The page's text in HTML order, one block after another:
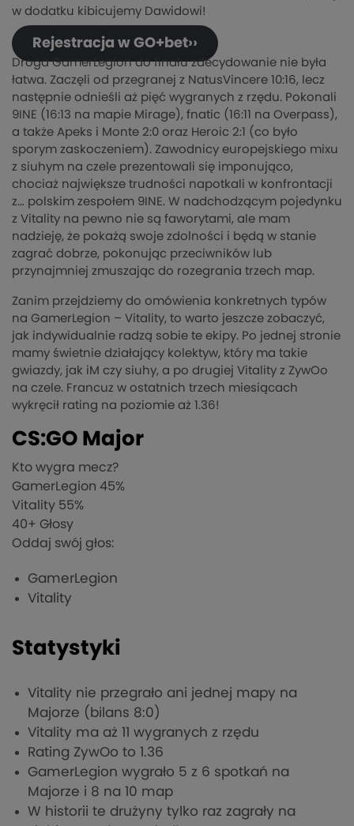
w dodatku kibicujemy Dawidowi!
Rejestracja w GO+bet››
Droga GamerLegion do finału zdecydowanie nie była
łatwa. Zaczęli od przegranej z NatusVincere 10:16, lecz
następnie odnieśli aż pięć wygranych z rzędu. Pokonali
9INE (16:13 na mapie Mirage), fnatic (16:11 na Overpass),
a także Apeks i Monte 2:0 oraz Heroic 2:1 (co było
sporym zaskoczeniem). Zawodnicy europejskiego mixu
z siuhym na czele prezentowali się imponująco,
chociaż największe trudności napotkali w konfrontacji
z… polskim zespołem 9INE. W nadchodzącym pojedynku
z Vitality na pewno nie są faworytami, ale mam
nadzieję, że pokażą swoje zdolności i będą w stanie
zagrać dobrze, pokonując przeciwników lub
przynajmniej zmuszając do rozegrania trzech map.
Zanim przejdziemy do omówienia konkretnych typów
na GamerLegion – Vitality, to warto jeszcze zobaczyć,
jak indywidualnie radzą sobie te ekipy. Po jednej stronie
mamy świetnie działający kolektyw, który ma takie
gwiazdy, jak iM czy siuhy, a po drugiej Vitality z ZywOo
na czele. Francuz w ostatnich trzech miesiącach
wykręcił rating na poziomie aż 1.36!
CS:GO Major
Kto wygra mecz?
GamerLegion 45%
Vitality 55%
40+ Głosy
Oddaj swój głos:
GamerLegion
Vitality
Statystyki
Vitality nie przegrało ani jednej mapy na
Majorze (bilans 8:0)
Vitality ma aż 11 wygranych z rzędu
Rating ZywOo to 1.36
GamerLegion wygrało 5 z 6 spotkań na
Majorze i 8 na 10 map
W historii te drużyny tylko raz zagrały na